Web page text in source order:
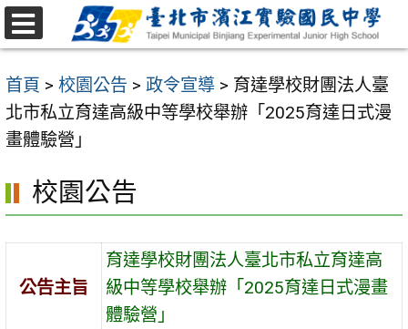
跳
至
要
內
容
首頁 > 校園公告 > 政令宣導 > 育達學校財團法人臺
北市私立育達高級中等學校舉辦「2025育達日式漫
畫體驗營」
校園公告
公告主旨
育達學校財團法人臺北市私立育達高
級中等學校舉辦「2025育達日式漫畫
體驗營」
選
單